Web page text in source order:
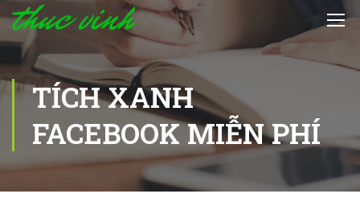
TÍCH XANH
FACEBOOK MIỄN PHÍ